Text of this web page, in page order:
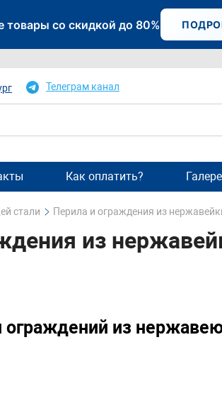
товары со скидкой до 80%
Телеграм канал
Как оплатить?
стали Перила и ограждения из
из
ограждений из